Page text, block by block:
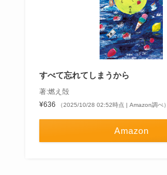
すべて忘れてしまうから
著:燃え殻
¥636
（2025/10/28 02:52時点 | Amazon調べ）
Amazon